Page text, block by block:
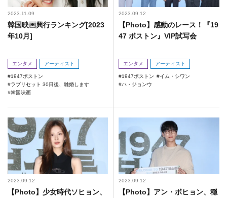
2023.11.09
韓国映画興行ランキング[2023
年10月]
エンタメ アーティスト
1947ボストン
ラブリセット 30日後、離婚します
韓国映画
2023.09.12
【Photo】感動のレース！『19
47 ボストン』VIP試写会
エンタメ アーティスト
1947ボストン
イム・シワン
ハ・ジョンウ
2023.09.12
【Photo】少女時代ソヒョン、
2023.09.12
【Photo】アン・ボヒョン、穏